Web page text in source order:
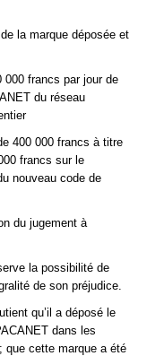
la marque déposée et
000 francs par jour de
du réseau
400 000 francs à titre
francs sur le
nouveau code de
du jugement à
la possibilité de
de son préjudice.
qu’il a déposé le
dans les
cette marque a été